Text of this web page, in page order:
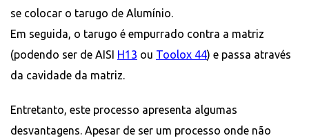
se colocar o tarugo de Alumínio.
Em seguida, o tarugo é empurrado contra a matriz
(podendo ser de AISI H13 ou Toolox 44) e passa através
da cavidade da matriz.
Entretanto, este processo apresenta algumas
desvantagens. Apesar de ser um processo onde não